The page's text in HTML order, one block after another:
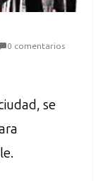
0 comentarios
se